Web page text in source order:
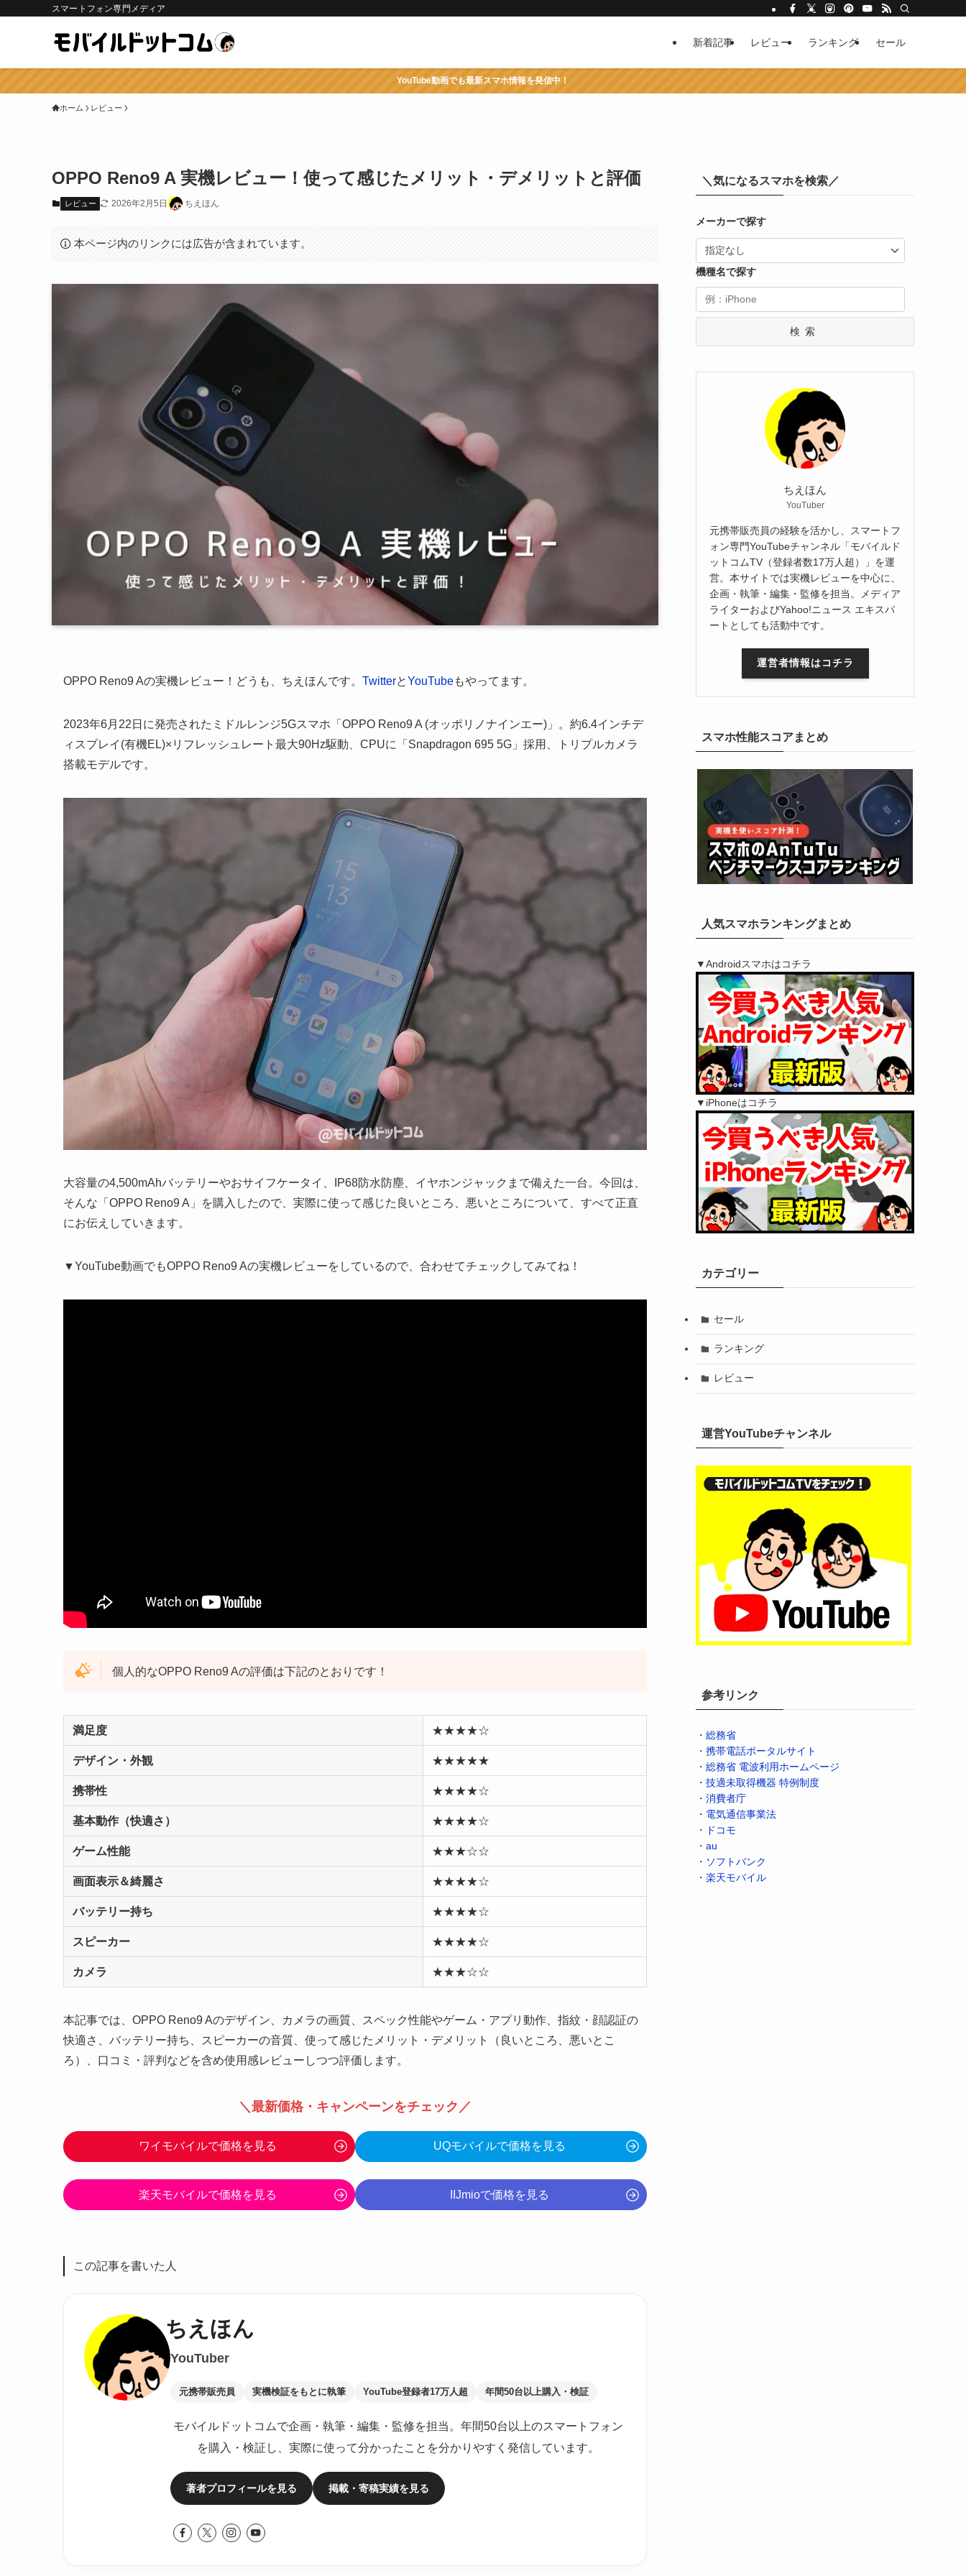
スマートフォン専門メディア
新着記事 レビュー ランキング セール
YouTube動画でも最新スマホ情報を発信中！
ホーム レビュー
OPPO Reno9 A 実機レビュー！使って感じたメリット・デメリットと評価
レビュー 2026年2月5日 ちえほん
本ページ内のリンクには広告が含まれています。
OPPO Reno9 Aの実機レビュー！どうも、ちえほんです。 TwitterとYouTubeもやってます。
2023年6月22日に発売されたミドルレンジ5Gスマホ「OPPO Reno9 A (オッポリノナインエー)」。約6.4インチデ
ィスプレイ(有機EL)×リフレッシュレート最大90Hz駆動、CPUに「Snapdragon 695 5G」採用、トリプルカメラ
搭載モデルです。
大容量の4,500mAhバッテリーやおサイフケータイ、IP68防水防塵、イヤホンジャックまで備えた一台。今回は、
そんな「OPPO Reno9 A」を購入したので、実際に使って感じた良いところ、悪いところについて、すべて正直
にお伝えしていきます。
▼YouTube動画でもOPPO Reno9 Aの実機レビューをしているので、合わせてチェックしてみてね！
個人的なOPPO Reno9 Aの評価は下記のとおりです！
満足度 ★★★★☆
デザイン・外観 ★★★★★
携帯性 ★★★★☆
基本動作（快適さ） ★★★★☆
ゲーム性能 ★★★☆☆
画面表示＆綺麗さ ★★★★☆
バッテリー持ち ★★★★☆
スピーカー ★★★★☆
カメラ ★★★☆☆
本記事では、OPPO Reno9 Aのデザイン、カメラの画質、スペック性能やゲーム・アプリ動作、指紋・顔認証の
快適さ、バッテリー持ち、スピーカーの音質、使って感じたメリット・デメリット（良いところ、悪いとこ
ろ）、口コミ・評判などを含め使用感レビューしつつ評価します。
＼最新価格・キャンペーンをチェック／
ワイモバイルで価格を見る UQモバイルで価格を見る
楽天モバイルで価格を見る IIJmioで価格を見る
この記事を書いた人
ちえほん
YouTuber
元携帯販売員 実機検証をもとに執筆 YouTube登録者17万人超 年間50台以上購入・検証
モバイルドットコムで企画・執筆・編集・監修を担当。年間50台以上のスマートフォン
を購入・検証し、実際に使って分かったことを分かりやすく発信しています。
著者プロフィールを見る 掲載・寄稿実績を見る
＼気になるスマホを検索／
メーカーで探す
機種名で探す
検索
ちえほん
YouTuber
元携帯販売員の経験を活かし、スマートフ
ォン専門YouTubeチャンネル「モバイルド
ットコムTV（登録者数17万人超）」を運
営。本サイトでは実機レビューを中心に、
企画・執筆・編集・監修を担当。メディア
ライターおよびYahoo!ニュース エキスパ
ートとしても活動中です。
運営者情報はコチラ
スマホ性能スコアまとめ
人気スマホランキングまとめ
▼Androidスマホはコチラ
▼iPhoneはコチラ
カテゴリー
セール
ランキング
レビュー
運営YouTubeチャンネル
参考リンク
・ 総務省
・ 携帯電話ポータルサイト
・ 総務省 電波利用ホームページ
・ 技適未取得機器 特例制度
・ 消費者庁
・ 電気通信事業法
・
ドコモ
・ au
・ ソフトバンク
・ 楽天モバイル